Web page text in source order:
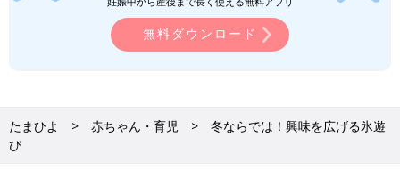
無料ダウンロード
たまひよ 赤ちゃん・育児
冬ならでは！興味を広げる氷遊
び